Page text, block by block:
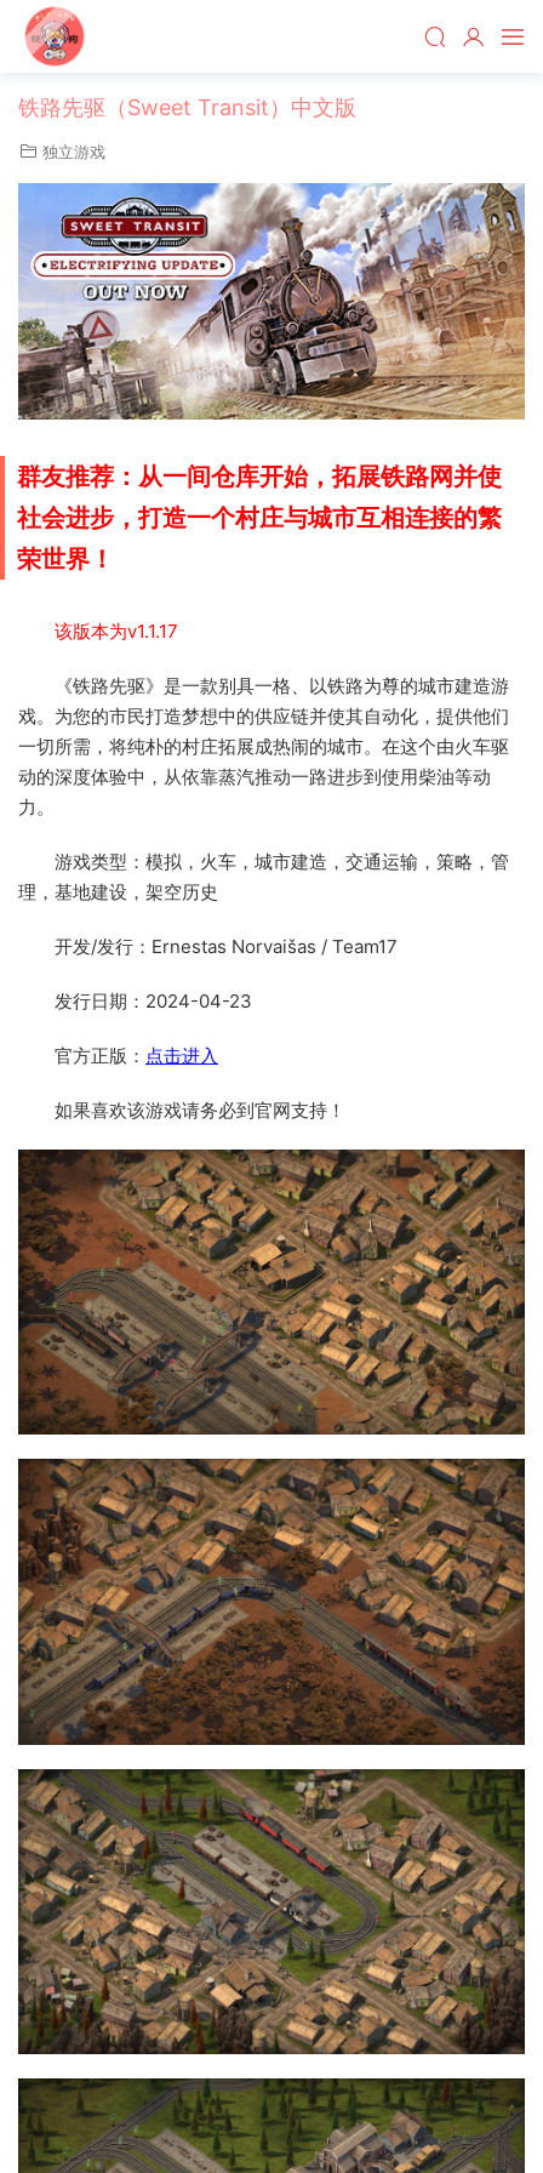
铁路先驱（Sweet Transit）中文版
独立游戏
群友推荐：从一间仓库开始，拓展铁路网并使
社会进步，打造一个村庄与城市互相连接的繁
荣世界！
该版本为v1.1.17
《铁路先驱》是一款别具一格、以铁路为尊的城市建造游
戏。为您的市民打造梦想中的供应链并使其自动化，提供他们
一切所需，将纯朴的村庄拓展成热闹的城市。在这个由火车驱
动的深度体验中，从依靠蒸汽推动一路进步到使用柴油等动
力。
游戏类型：模拟，火车，城市建造，交通运输，策略，管
理，基地建设，架空历史
开发/发行：Ernestas Norvaišas / Team17
发行日期：2024-04-23
官方正版： 点击进入
如果喜欢该游戏请务必到官网支持！